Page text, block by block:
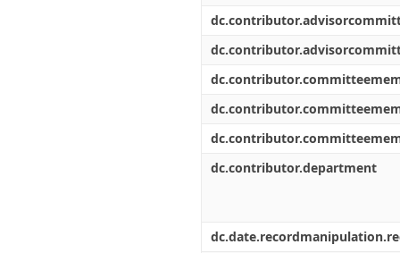
dc.contributor.department